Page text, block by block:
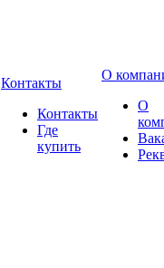
Контакты
Контакты
Где
купить
О
О